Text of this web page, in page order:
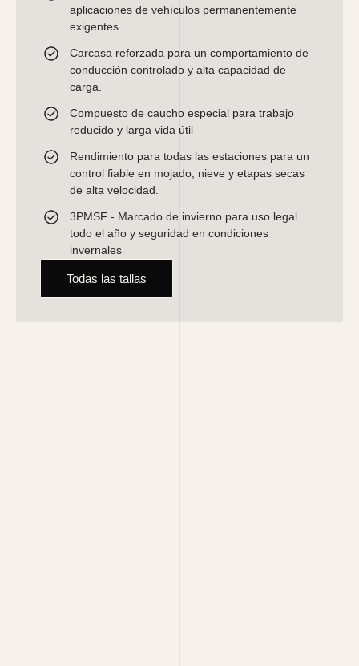
aplicaciones de vehículos permanentemente
exigentes
Carcasa reforzada para un comportamiento de
conducción controlado y alta capacidad de
carga.
Compuesto de caucho especial para trabajo
reducido y larga vida útil
Rendimiento para todas las estaciones para un
control fiable en mojado, nieve y etapas secas
de alta velocidad.
3PMSF - Marcado de invierno para uso legal
todo el año y seguridad en condiciones
invernales
Todas las tallas